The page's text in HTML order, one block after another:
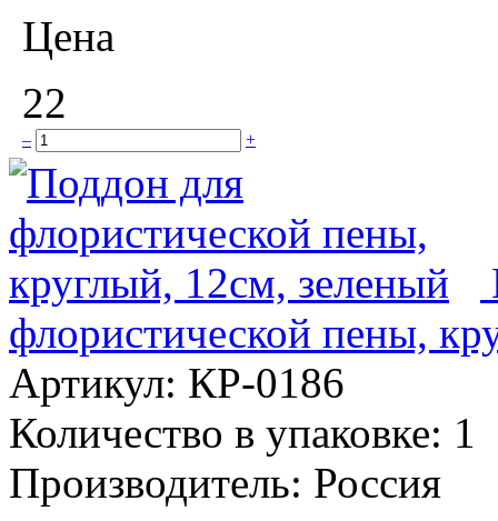
Цена
22
– +
флористической пены,
Артикул: КР-0186
Количество в упаковке: 1
Производитель: Россия